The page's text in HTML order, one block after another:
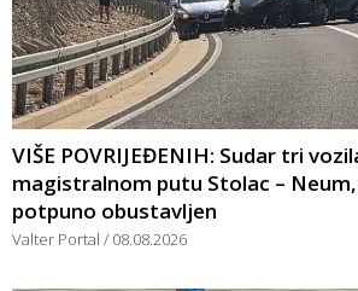
VIŠE POVRIJEĐENIH: Sudar tri
magistralnom putu Stolac –
potpuno obustavljen
Valter Portal 08.08.2026